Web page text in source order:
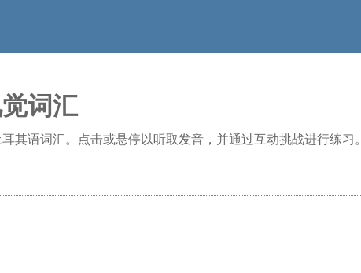
词汇
其语词汇。点击或悬停以听取发音，并通过互动挑战进行练习。